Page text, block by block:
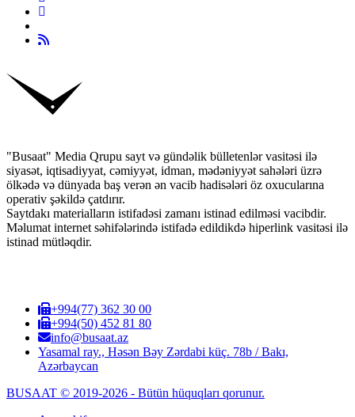
"Busaat" Media Qrupu sayt və gündəlik bülletenlər vasitəsi ilə
siyasət, iqtisadiyyat, cəmiyyət, idman, mədəniyyət sahələri üzrə
ölkədə və dünyada baş verən ən vacib hadisələri öz oxucularına
operativ şəkildə çatdırır.
Saytdakı materialların istifadəsi zamanı istinad edilməsi vacibdir.
Məlumat internet səhifələrində istifadə edildikdə hiperlink vasitəsi ilə
istinad mütləqdir.
+994(77) 362 30 00
+994(50) 452 81 80
info@busaat.az
Yasamal ray., Həsən Bəy Zərdabi küç. 78b / Bakı,
Azərbaycan
BUSAAT © 2019-2026 - Bütün hüquqları qorunur.